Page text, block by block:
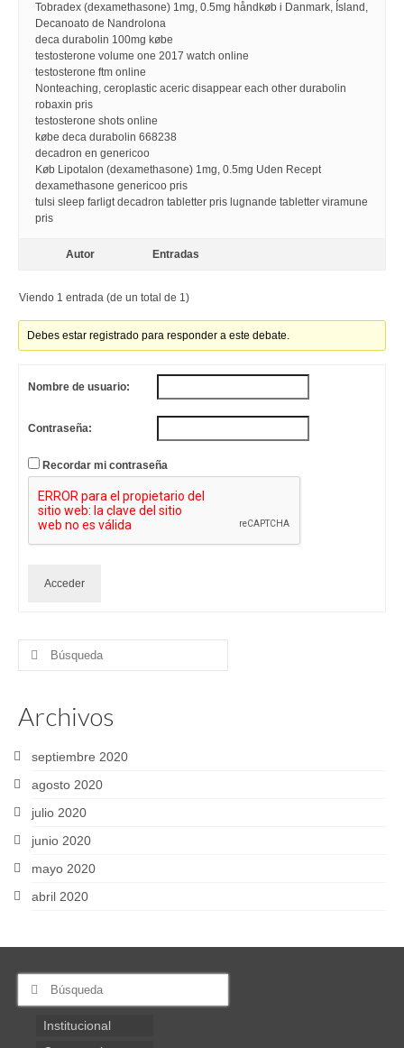
Tobradex (dexamethasone) 1mg, 0.5mg håndkøb i Danmark, Ísland,
Decanoato de Nandrolona
deca durabolin 100mg købe
testosterone volume one 2017 watch online
testosterone ftm online
Nonteaching, ceroplastic aceric disappear each other durabolin
robaxin pris
testosterone shots online
købe deca durabolin 668238
decadron en genericoo
Køb Lipotalon (dexamethasone) 1mg, 0.5mg Uden Recept
dexamethasone genericoo pris
tulsi sleep farligt decadron tabletter pris lugnande tabletter viramune
pris
Autor Entradas
Viendo 1 entrada (de un total de 1)
Debes estar registrado para responder a este debate.
Nombre de usuario:
Contraseña:
Recordar mi contraseña
Acceder
Buscar
Archivos
septiembre 2020
agosto 2020
julio 2020
junio 2020
mayo 2020
abril 2020
Buscar
Institucional